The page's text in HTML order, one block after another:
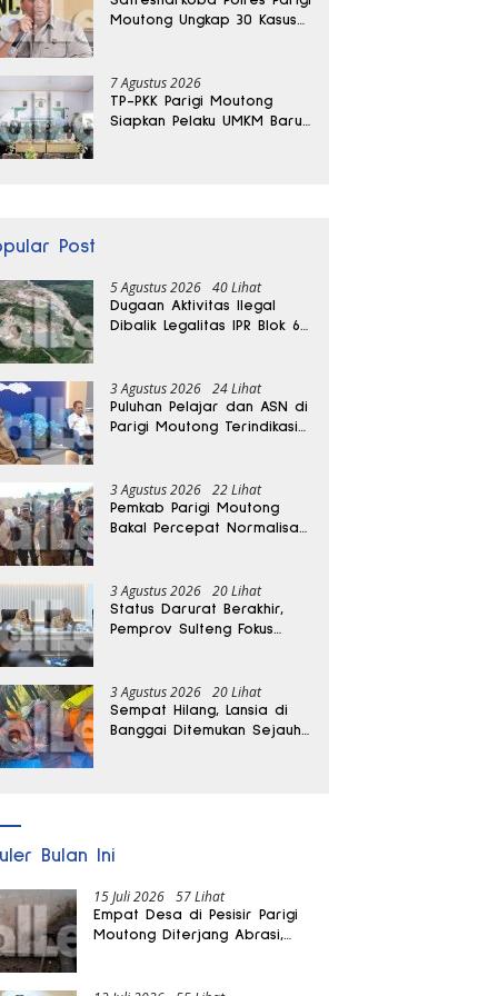
Moutong Ungkap 30 Kasus
7 Agustus 2026
TP-PKK Parigi Moutong
Siapkan Pelaku UMKM Baru
Post
5 Agustus 2026 40 Lihat
Dugaan Aktivitas Ilegal
Dibalik Legalitas IPR Blok 6
3 Agustus 2026 24 Lihat
Puluhan Pelajar dan ASN di
Parigi Moutong Terindikasi
3 Agustus 2026 22 Lihat
Pemkab Parigi Moutong
Bakal Percepat Normalisasi
Panas
3 Agustus 2026 20 Lihat
Status Darurat Berakhir,
Pemprov Sulteng Fokus
3 Agustus 2026 20 Lihat
Sempat Hilang, Lansia di
Banggai Ditemukan Sejauh
Bulan Ini
15 Juli 2026 57 Lihat
Empat Desa di Pesisir Parigi
Moutong Diterjang Abrasi,